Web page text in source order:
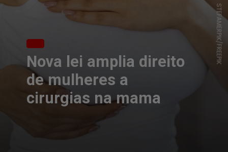
STEFAMERPIK/FREEPIK
Nova lei amplia direito
de mulheres a
cirurgias na mama